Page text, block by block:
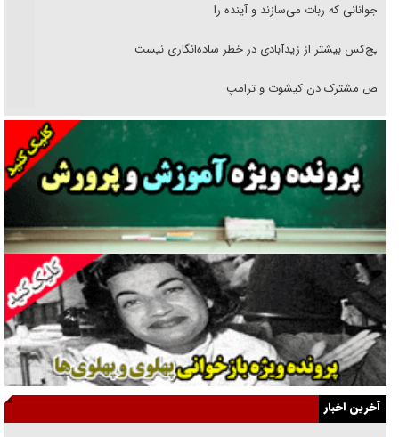
نوجوانانی که ربات می‌سازند و آینده را
هیچ‌کس بیشتر از زیدآبادی در خطر ساده‌انگاری نیست
رقص مشترک دن کیشوت و ترامپ
دنده دولت به واگذاری مسئله‌دار ایران‌خودرو/ خصوصی‌سازی یا انحصار؟
غریزه‌ی بقا و آقای باقی و رفقا
جراحی‌های زیبایی با مدرک فوق‌دیپلم! + گفت‌وگو با متهم
گفت‌وگو با همسر یکی از شهدای جنگ رمضان/ پیکر بی‌سر شهید را از
انگشت‌های پا شناسایی کردیم
نسلی که آنلاین الگو می‌گیرد
گفت‌وگو با آیت‌الله جاودان/ جفای مخالفان مکانت معنوی رهبر شهید را
ارتقا می‌داد
راننده مست به قانون می‌خندد
آخرین اخبار